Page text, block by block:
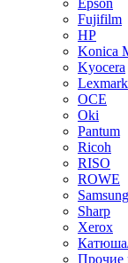
Epson
Fujifilm
HP
Konica
Kyocera
Lexmark
OCE
Oki
Pantum
Ricoh
RISO
ROWE
Samsung
Sharp
Xerox
Прочие